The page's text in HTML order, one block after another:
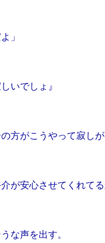
」
いでしょ』
方がこうやって寂し
が安心させてくれて
な声を出す。